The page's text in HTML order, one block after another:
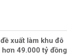
xuất làm khu đô
49.000 tỷ đồng